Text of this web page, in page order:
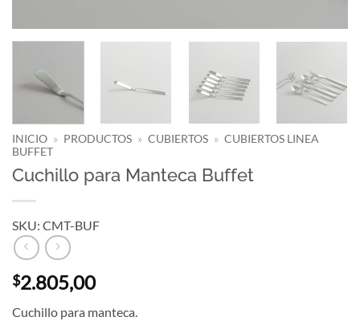
INICIO » PRODUCTOS » CUBIERTOS » CUBIERTOS LINEA
BUFFET
Cuchillo para Manteca Buffet
SKU: CMT-BUF
$2.805,00
Cuchillo para manteca.